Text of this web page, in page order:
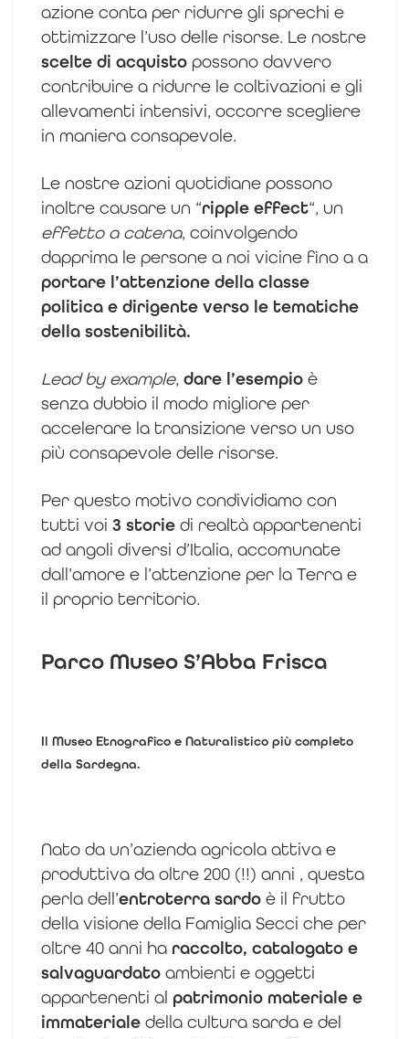
azione conta per ridurre gli sprechi e
ottimizzare l’uso delle risorse. Le nostre
scelte di acquisto possono davvero
contribuire a ridurre le coltivazioni e gli
allevamenti intensivi, occorre scegliere
in maniera consapevole.
Le nostre azioni quotidiane possono
inoltre causare un “ripple effect“, un
effetto a catena, coinvolgendo
dapprima le persone a noi vicine fino a a
portare l’attenzione della classe
politica e dirigente verso le tematiche
della sostenibilità.
Lead by example, dare l’esempio è
senza dubbio il modo migliore per
accelerare la transizione verso un uso
più consapevole delle risorse.
Per questo motivo condividiamo con
tutti voi 3 storie di realtà appartenenti
ad angoli diversi d’Italia, accomunate
dall’amore e l’attenzione per la Terra e
il proprio territorio.
Parco Museo S’Abba Frisca
Il Museo Etnografico e Naturalistico più completo
della Sardegna.
Nato da un’azienda agricola attiva e
produttiva da oltre 200 (!!) anni , questa
perla dell’entroterra sardo è il frutto
della visione della Famiglia Secci che per
oltre 40 anni ha raccolto, catalogato e
salvaguardato ambienti e oggetti
appartenenti al patrimonio materiale e
immateriale della cultura sarda e del